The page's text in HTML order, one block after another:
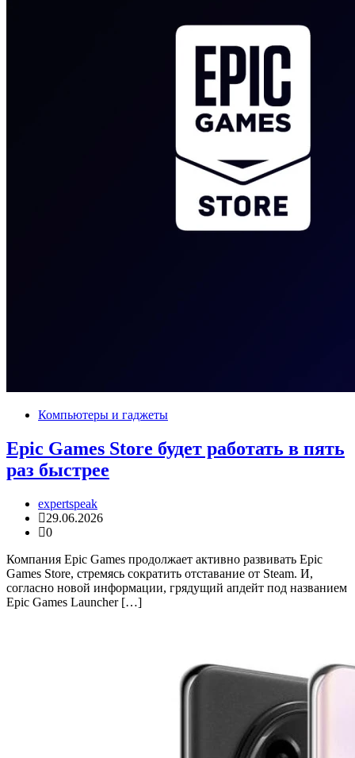
Компьютеры и гаджеты
Epic Games Store будет работать в пять
раз быстрее
expertspeak
29.06.2026
0
Компания Epic Games продолжает активно развивать Epic
Games Store, стремясь сократить отставание от Steam. И,
согласно новой информации, грядущий апдейт под названием
Epic Games Launcher […]